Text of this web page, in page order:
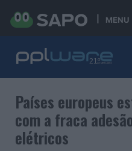
MENU
Países europeus
com a fraca
elétricos